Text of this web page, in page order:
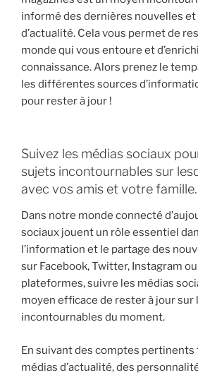
informé des dernières nouvelles et
d’actualité. Cela vous permet de
monde qui vous entoure et
connaissance. Alors prenez le
les différentes sources
pour rester à jour !
Suivez les médias sociaux
sujets incontournables sur
avec vos amis et votre famille.
Dans notre monde connecté
sociaux jouent un rôle essentiel
l’information et le partage des
sur Facebook, Twitter, Instagram ou
plateformes, suivre les médias
moyen efficace de rester à jour sur
incontournables du moment.
En suivant des comptes pertinents
médias d’actualité, des